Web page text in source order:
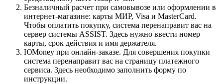
Безналичный расчет при самовывозе или оформлении в
интернет-магазине: карты МИР, Visa и MasterCard.
Чтобы оплатить покупку, система перенаправит вас на
сервер системы ASSIST. Здесь нужно ввести номер
карты, срок действия и имя держателя.
ЮMoney при онлайн-заказе. Для совершения покупки
система перенаправит вас на страницу платежного
сервиса. Здесь необходимо заполнить форму по
инструкции.